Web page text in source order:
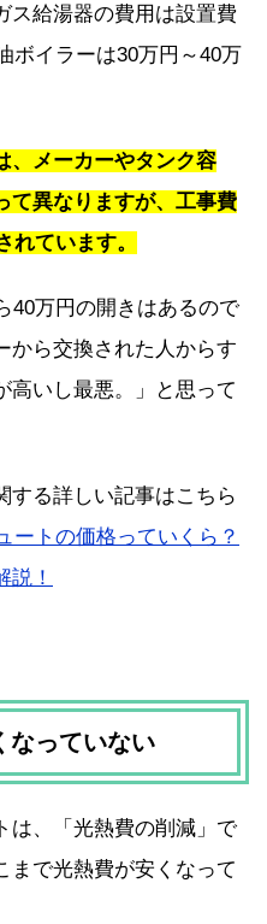
ス給湯器の費用は設置費
ボイラーは30万円～40万
、メーカーやタンク容
て異なりますが、工事費
れています。
40万円の開きはあるので
から交換された人からす
高いし最悪。」と思って
する詳しい記事はこちら
ートの価格っていくら？
説！
なっていない
は、「光熱費の削減」で
まで光熱費が安くなって